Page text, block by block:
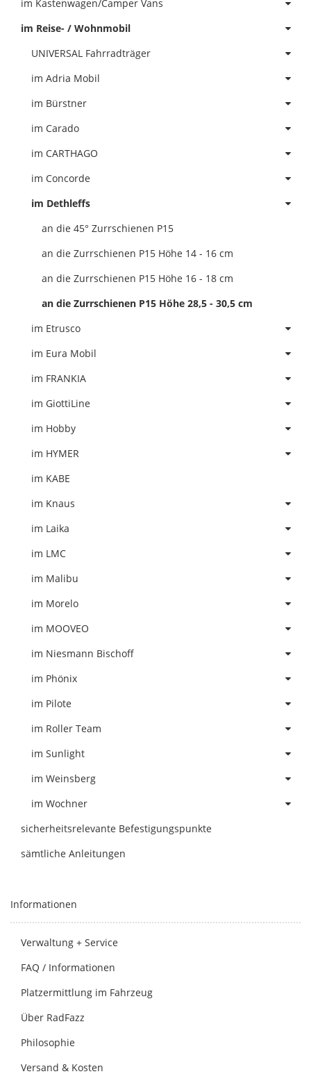
im Kastenwagen/Camper Vans
im Reise- / Wohnmobil
UNIVERSAL Fahrradträger
im Adria Mobil
im Bürstner
im Carado
im CARTHAGO
im Concorde
im Dethleffs
an die 45° Zurrschienen P15
an die Zurrschienen P15 Höhe 14 - 16 cm
an die Zurrschienen P15 Höhe 16 - 18 cm
an die Zurrschienen P15 Höhe 28,5 - 30,5 cm
im Etrusco
im Eura Mobil
im FRANKIA
im GiottiLine
im Hobby
im HYMER
im KABE
im Knaus
im Laika
im LMC
im Malibu
im Morelo
im MOOVEO
im Niesmann Bischoff
im Phönix
im Pilote
im Roller Team
im Sunlight
im Weinsberg
im Wochner
sicherheitsrelevante Befestigungspunkte
sämtliche Anleitungen
Informationen
Verwaltung + Service
FAQ / Informationen
Platzermittlung im Fahrzeug
Über RadFazz
Philosophie
Versand & Kosten